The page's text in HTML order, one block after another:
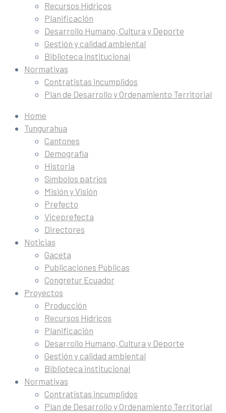
Recursos Hídricos
Planificación
Desarrollo Humano, Cultura y Deporte
Gestión y calidad ambiental
Biblioteca institucional
Normativas
Contratistas incumplidos
Plan de Desarrollo y Ordenamiento Territorial
Home
Tungurahua
Cantones
Demografía
Historia
Símbolos patrios
Misión y Visión
Prefecto
Viceprefecta
Directores
Noticias
Gaceta
Publicaciones Públicas
Congretur Ecuador
Proyectos
Producción
Recursos Hídricos
Planificación
Desarrollo Humano, Cultura y Deporte
Gestión y calidad ambiental
Biblioteca institucional
Normativas
Contratistas incumplidos
Plan de Desarrollo y Ordenamiento Territorial